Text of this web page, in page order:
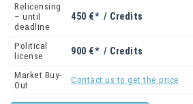
Relicensing
– until
deadline
450 €* / Credits
Political
license
900 €* / Credits
Market Buy-
Out
Contact us to get the price